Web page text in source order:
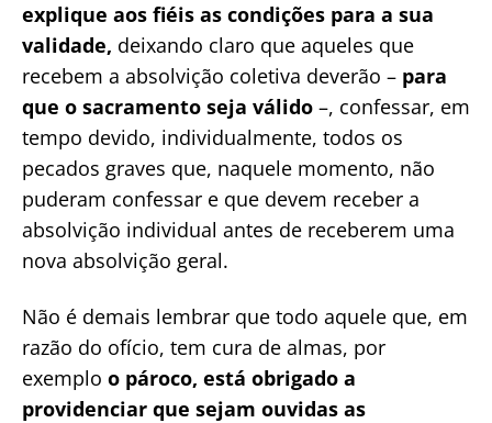
explique aos fiéis as condições para a sua
validade, deixando claro que aqueles que
recebem a absolvição coletiva deverão – para
que o sacramento seja válido –, confessar, em
tempo devido, individualmente, todos os
pecados graves que, naquele momento, não
puderam confessar e que devem receber a
absolvição individual antes de receberem uma
nova absolvição geral.
Não é demais lembrar que todo aquele que, em
razão do ofício, tem cura de almas, por
exemplo o pároco, está obrigado a
providenciar que sejam ouvidas as